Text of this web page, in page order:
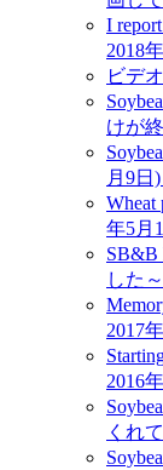
I
2018
ビデ
けが
月9日)
年5月
SB&B
した～
2017
2016
くれ